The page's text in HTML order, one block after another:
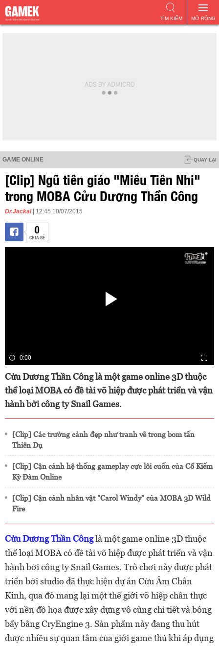
MỞ RỘNG
TÌM KIẾM
GAME ONLINE QUAY LẠI
[Clip] Ngũ tiên giáo "Miêu Tiên Nhi"
trong MOBA Cửu Dương Thần Công
Dr.Jackal | 12:45 10/07/2015
0
CHIA SẺ
0:00
Cửu Dương Thần Công là một game online 3D thuộc
thể loại MOBA có đề tài võ hiệp được phát triển và vận
hành bởi công ty Snail Games.
[Clip] Các trường cảnh đẹp như tranh vẽ trong bom tấn
Thiên Dụ
[Clip] Cận cảnh hệ thống gameplay cực lôi cuốn của Cổ Kiếm
Kỳ Đàm Online
[Clip] Cận cảnh nhân vật "Carol Windy" của MOBA 3D Wild
Fire
Cửu Dương Thần Cônglà một game online 3D thuộc
thể loại MOBA có đề tài võ hiệp được phát triển và vận
hành bởi công ty Snail Games. Trò chơi này được phát
triển bởi studio đã thực hiện dự án Cửu Âm Chân
Kinh, qua đó mang lại một thế giới võ hiệp chân thực
với nền đồ họa được xây dựng vô cùng chi tiết và bóng
bẩy bằng CryEngine 3. Sản phẩm này đang thu hút
được nhiều sự quan tâm của giới game thủ khi áp dụng